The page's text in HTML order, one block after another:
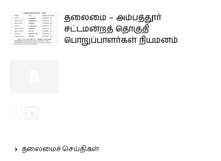
தலைமை – அம்பத்தூர்
சட்டமன்றத் தொகுதி
பொறுப்பாளர்கள் நியமனம்
தலைமைச் செய்திகள்